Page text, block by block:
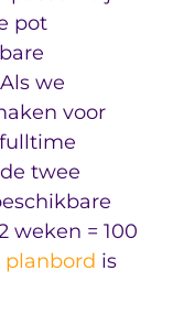
pot
we
voor
twee
weken = 100
planbord is